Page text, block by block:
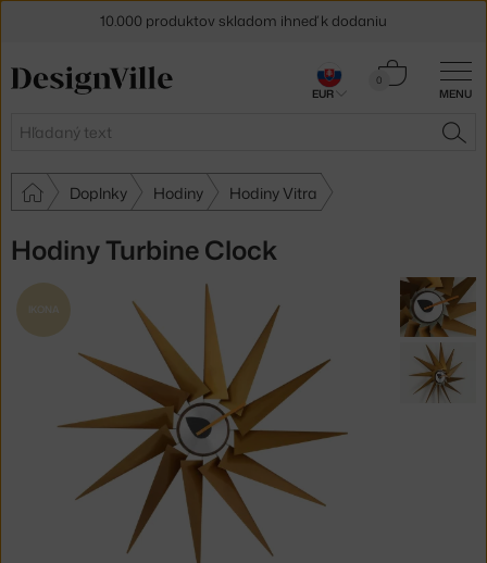
MENU
Hľadať
0
Košík
Doplnky Hodiny Hodiny Vitra
Hodiny Turbine Clock
IKONA
10.000 produktov skladom ihneď k dodaniu
5 % zľava pre odberateľov
EUR